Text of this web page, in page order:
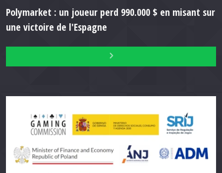
Polymarket : un joueur perd 990.000 $ en misant sur
une victoire de l'Espagne